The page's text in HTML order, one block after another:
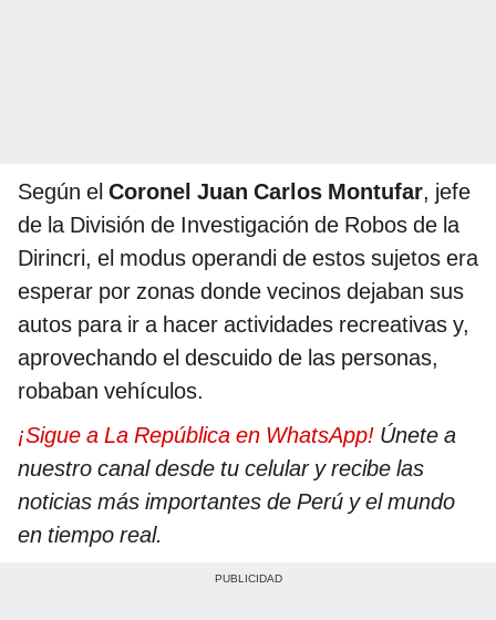
Según el Coronel Juan Carlos Montufar, jefe
de la División de Investigación de Robos de la
Dirincri, el modus operandi de estos sujetos era
esperar por zonas donde vecinos dejaban sus
autos para ir a hacer actividades recreativas y,
aprovechando el descuido de las personas,
robaban vehículos.
¡Sigue a La República en WhatsApp! Únete a
nuestro canal desde tu celular y recibe las
noticias más importantes de Perú y el mundo
en tiempo real.